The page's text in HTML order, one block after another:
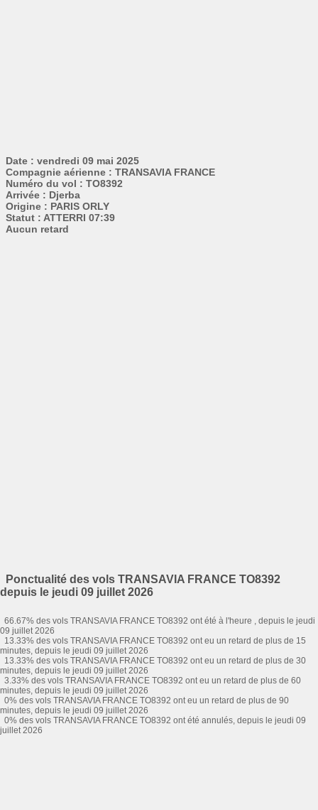
Date : vendredi 09 mai 2025
Compagnie aérienne : TRANSAVIA FRANCE
Numéro du vol : TO8392
Arrivée : Djerba
Origine : PARIS ORLY
Statut : ATTERRI 07:39
Aucun retard
Ponctualité des vols TRANSAVIA FRANCE TO8392
depuis le jeudi 09 juillet 2026
66.67% des vols TRANSAVIA FRANCE TO8392 ont été à l'heure , depuis le jeudi
09 juillet 2026
13.33% des vols TRANSAVIA FRANCE TO8392 ont eu un retard de plus de 15
minutes, depuis le jeudi 09 juillet 2026
13.33% des vols TRANSAVIA FRANCE TO8392 ont eu un retard de plus de 30
minutes, depuis le jeudi 09 juillet 2026
3.33% des vols TRANSAVIA FRANCE TO8392 ont eu un retard de plus de 60
minutes, depuis le jeudi 09 juillet 2026
0% des vols TRANSAVIA FRANCE TO8392 ont eu un retard de plus de 90
minutes, depuis le jeudi 09 juillet 2026
0% des vols TRANSAVIA FRANCE TO8392 ont été annulés, depuis le jeudi 09
juillet 2026